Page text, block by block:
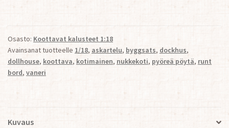
Osasto: Koottavat kalusteet 1:18
Avainsanat tuotteelle 1/18, askartelu, byggsats, dockhus,
dollhouse, koottava, kotimainen, nukkekoti, pyöreä pöytä, runt
bord, vaneri
Kuvaus